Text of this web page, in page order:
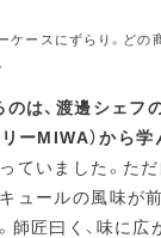
ケースにずらり。どの
は、渡邊シェフ
ーMIWA）から
ていました。た
ュールの風味が
師匠曰く、味に